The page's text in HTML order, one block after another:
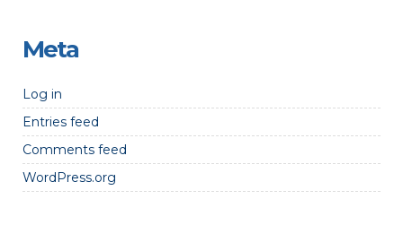
Meta
Log in
Entries feed
Comments feed
WordPress.org